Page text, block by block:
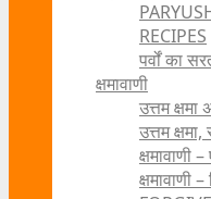
RECIPES
पर्वों का
क्षमावाणी
उत्तम क्षमा
उत्तम
क्षमावाणी
क्षमावाणी